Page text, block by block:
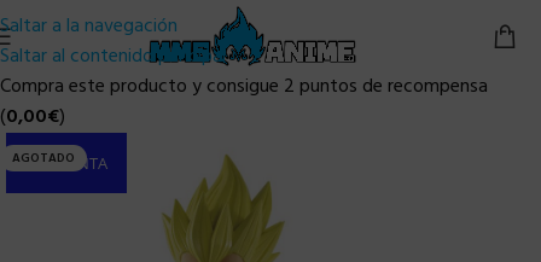
Saltar a la navegación
Saltar al contenido principal
Compra este producto y consigue 2 puntos de recompensa
(0,00€)
AGOTADO
PRE-VENTA